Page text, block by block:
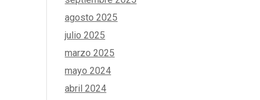
agosto 2025
julio 2025
marzo 2025
mayo 2024
abril 2024